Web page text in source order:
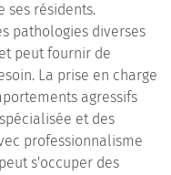
ses résidents.
pathologies diverses
peut fournir de
La prise en charge
agressifs
et des
professionnalisme
s'occuper des